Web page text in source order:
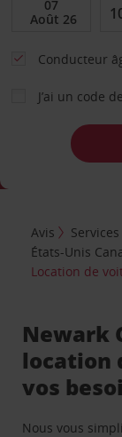
Conducteur
J’ai un code
Avis
États-Unis
Location de
Newark
location
vos
Nous vous